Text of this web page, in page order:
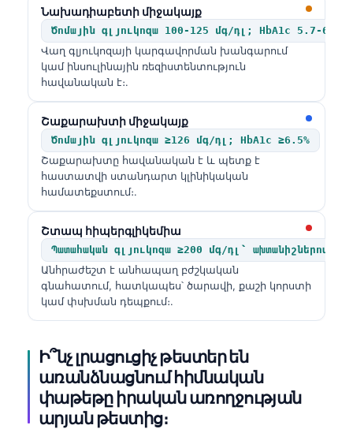
Նախադիաբետի միջակայք
Ծոմային գլյուկոզա 100-125 մգ/դլ; HbA1c 5.7-6.4%
Վաղ գլյուկոզայի կարգավորման խանգարում
կամ ինսուլինային ռեզիստենտություն
հավանական է։.
Շաքարախտի միջակայք
Ծոմային գլյուկոզա ≥126 մգ/դլ; HbA1c ≥6.5%
Շաքարախտը հավանական է և պետք է
հաստատվի ստանդարտ կլինիկական
համատեքստում։.
Շտապ հիպերգլիկեմիա
Պատահական գլյուկոզա ≥200 մգ/դլ՝ ախտանիշներով
Անհրաժեշտ է անհապաղ բժշկական
գնահատում, հատկապես՝ ծարավի, քաշի կորստի
կամ փսխման դեպքում։.
Ի՞նչ լրացուցիչ թեստեր են
առանձնացնում հիմնական
փաթեթը իրական առողջության
արյան թեստից։